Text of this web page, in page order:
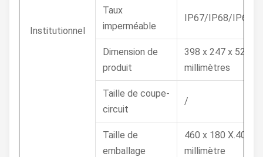
Institutionnel
Taux
imperméable
IP67/IP68/IP69K
Dimension de
produit
398 x 247 x 52
millimètres
Taille de coupe-
circuit
/
Taille de
emballage
460 x 180 X.400
millimètre